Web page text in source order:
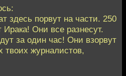
здесь порвут на части. 250
Они все разнесут.
за один час! Они взорвут
твоих журналистов,